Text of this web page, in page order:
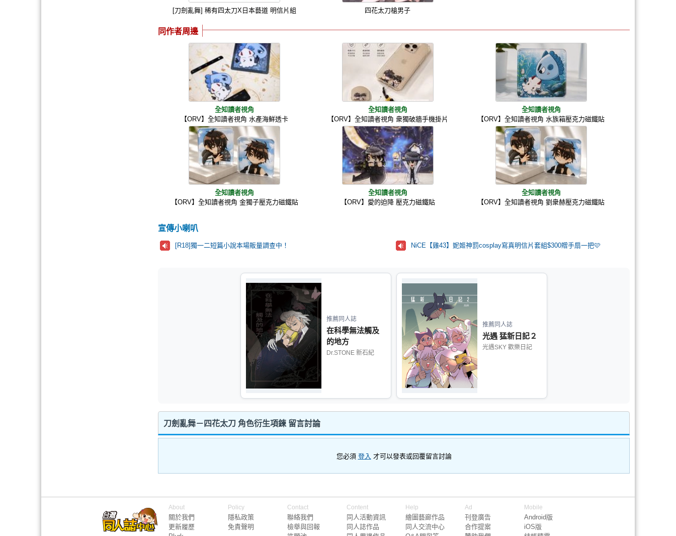
[刀劍亂舞] 稀有四太刀X日本藝道 明信片組 四花太刀槍男子
同作者周邊
全知讀者視角
【ORV】全知讀者視角 水產海鮮透卡
全知讀者視角
【ORV】全知讀者視角 衆獨破牆手機掛片
全知讀者視角
【ORV】全知讀者視角 水族箱壓克力磁鐵貼
全知讀者視角
【ORV】全知讀者視角 金獨子壓克力磁鐵貼
全知讀者視角
【ORV】愛的迫降 壓克力磁鐵貼
全知讀者視角
【ORV】全知讀者視角 劉衆赫壓克力磁鐵貼
宣傳小喇叭
[R18]獨一二短篇小說本場販量調查中！ NiCE【雞43】妮姬神罰cosplay寫真明信片套組$300贈手扇一把🩷
推薦同人誌
在科學無法觸及
的地方
Dr.STONE 新石紀
推薦同人誌
光遇 猛新日記２
光遇SKY 歡樂日記
刀劍亂舞－四花太刀 角色衍生項鍊 留言討論
您必須 登入 才可以發表或回覆留言討論
About
關於我們
更新履歷
Policy
隱私政策
免責聲明
Contact
聯絡我們
檢舉與回報
Content
同人活動資訊
同人誌作品
Help
繪圖藝廊作品
同人交流中心
Ad
刊登廣告
合作提案
Mobile
Android版
iOS版